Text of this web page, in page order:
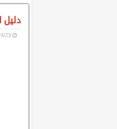
دليل
23‏/4‏/2018